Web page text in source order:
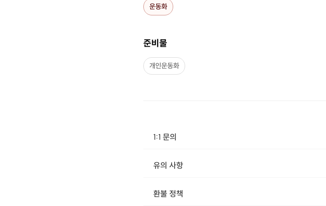
어떤 강사
운동화
준비물
개인운동화
1:1 문의
유의 사항
환불 정책